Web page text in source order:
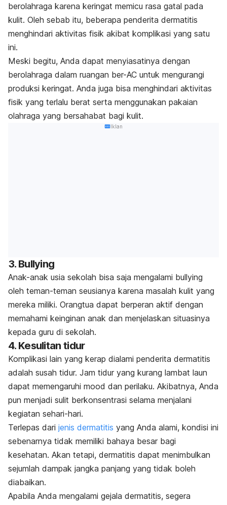
berolahraga karena keringat memicu rasa gatal pada
kulit. Oleh sebab itu, beberapa penderita dermatitis
menghindari aktivitas fisik akibat komplikasi yang satu
ini.
Meski begitu, Anda dapat menyiasatinya dengan
berolahraga dalam ruangan ber-AC untuk mengurangi
produksi keringat. Anda juga bisa menghindari aktivitas
fisik yang terlalu berat serta menggunakan pakaian
olahraga yang bersahabat bagi kulit.
Iklan
3. Bullying
Anak-anak usia sekolah bisa saja mengalami bullying
oleh teman-teman seusianya karena masalah kulit yang
mereka miliki. Orangtua dapat berperan aktif dengan
memahami keinginan anak dan menjelaskan situasinya
kepada guru di sekolah.
4. Kesulitan tidur
Komplikasi lain yang kerap dialami penderita dermatitis
adalah susah tidur. Jam tidur yang kurang lambat laun
dapat memengaruhi mood dan perilaku. Akibatnya, Anda
pun menjadi sulit berkonsentrasi selama menjalani
kegiatan sehari-hari.
Terlepas dari jenis dermatitis yang Anda alami, kondisi ini
sebenarnya tidak memiliki bahaya besar bagi
kesehatan. Akan tetapi, dermatitis dapat menimbulkan
sejumlah dampak jangka panjang yang tidak boleh
diabaikan.
Apabila Anda mengalami gejala dermatitis, segera